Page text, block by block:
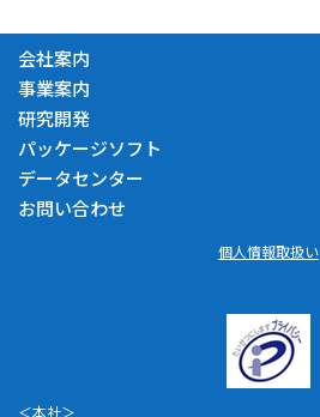
会社案内
事業案内
研究開発
パッケージソフト
データセンター
お問い合わせ
個人情報取扱い
＜本社＞